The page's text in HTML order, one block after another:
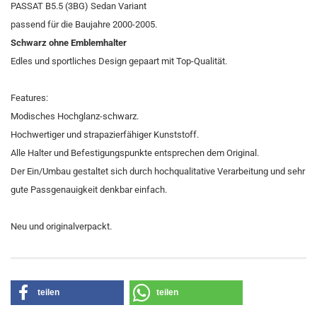
PASSAT B5.5 (3BG) Sedan Variant
passend für die Baujahre 2000-2005.
Schwarz ohne Emblemhalter
Edles und sportliches Design gepaart mit Top-Qualität.
Features:
Modisches Hochglanz-schwarz.
Hochwertiger und strapazierfähiger Kunststoff.
Alle Halter und Befestigungspunkte entsprechen dem Original.
Der Ein/Umbau gestaltet sich durch hochqualitative Verarbeitung und sehr
gute Passgenauigkeit denkbar einfach.
Neu und originalverpackt.
teilen teilen